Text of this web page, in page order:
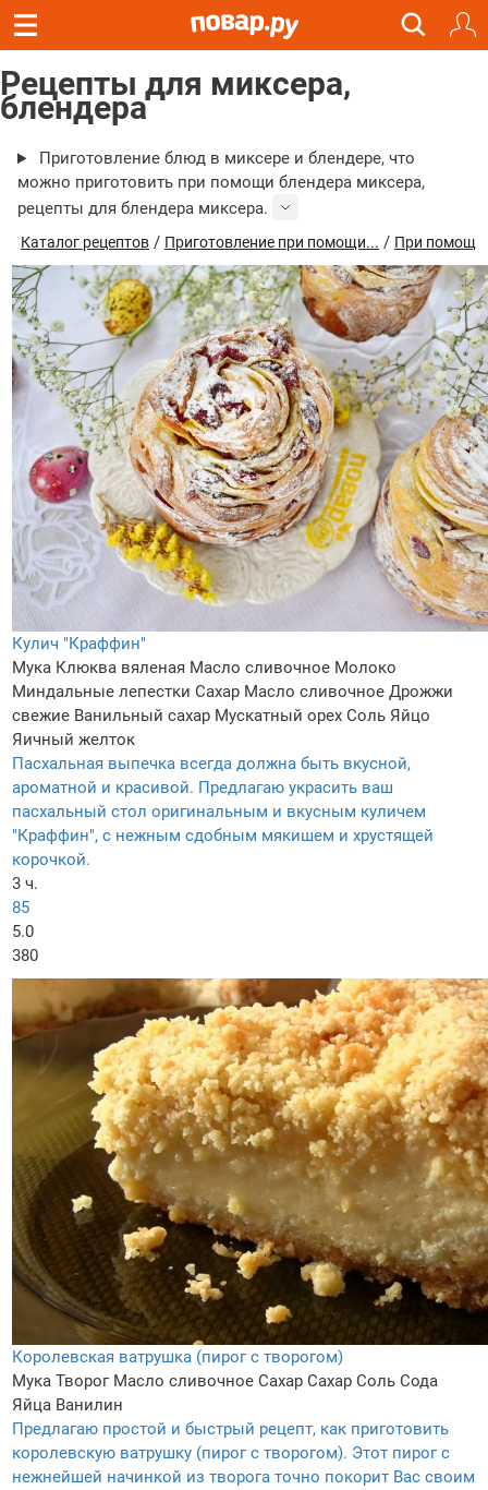
Рецепты для миксера,
блендера
Приготовление блюд в миксере и блендере, что
можно приготовить при помощи блендера миксера,
рецепты для блендера миксера.
Каталог рецептов / Приготовление при помощи... / При помощи
Кулич "Краффин"
Мука Клюква вяленая Масло сливочное Молоко
Миндальные лепестки Сахар Масло сливочное Дрожжи
свежие Ванильный сахар Мускатный орех Соль Яйцо
Яичный желток
Пасхальная выпечка всегда должна быть вкусной,
ароматной и красивой. Предлагаю украсить ваш
пасхальный стол оригинальным и вкусным куличем
"Краффин", с нежным сдобным мякишем и хрустящей
корочкой.
3 ч.
85
5.0
380
Королевская ватрушка (пирог с творогом)
Мука Творог Масло сливочное Сахар Сахар Соль Сода
Яйца Ванилин
Предлагаю простой и быстрый рецепт, как приготовить
королевскую ватрушку (пирог с творогом). Этот пирог с
нежнейшей начинкой из творога точно покорит Вас своим